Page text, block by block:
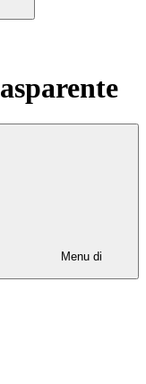
Menu di